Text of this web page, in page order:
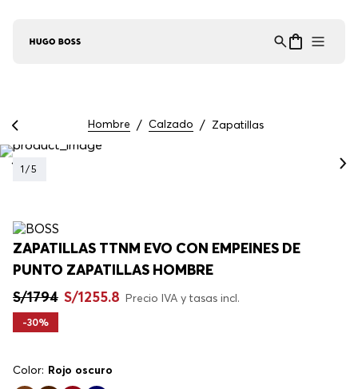
Hombre Calzado Zapatillas
1 /5
ZAPATILLAS TTNM EVO CON EMPEINES DE
PUNTO ZAPATILLAS HOMBRE
S/1794 S/1255.8 Precio IVA y tasas incl.
-30%
Color: Rojo oscuro
Asistente Virtual
en línea ⋮